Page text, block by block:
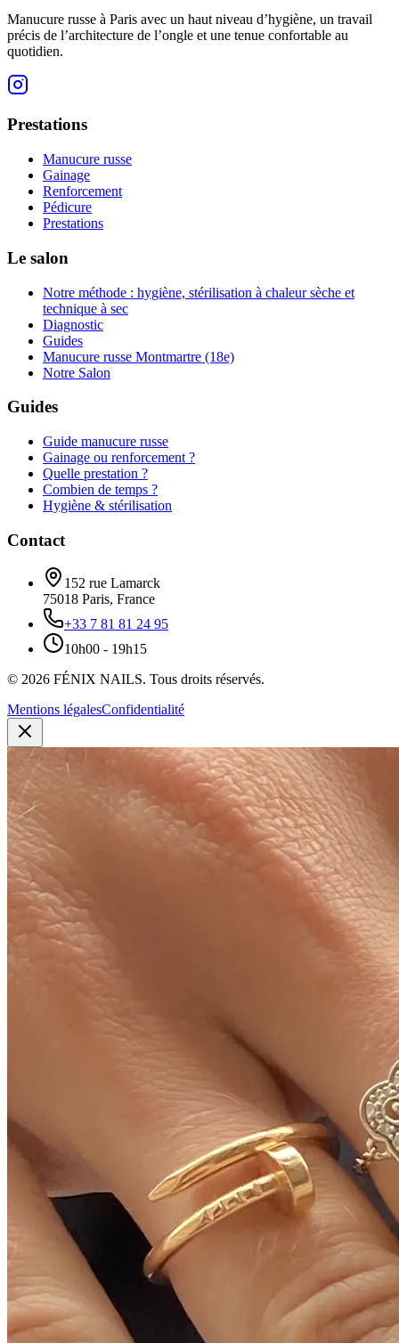
Manucure russe à Paris avec un haut niveau d’hygiène, un travail
précis de l’architecture de l’ongle et une tenue confortable au
quotidien.
Prestations
Manucure russe
Gainage
Renforcement
Pédicure
Prestations
Le salon
Notre méthode : hygiène, stérilisation à chaleur sèche et
technique à sec
Diagnostic
Guides
Manucure russe Montmartre (18e)
Notre Salon
Guides
Guide manucure russe
Gainage ou renforcement ?
Quelle prestation ?
Combien de temps ?
Hygiène & stérilisation
Contact
152 rue Lamarck
75018 Paris, France
+33 7 81 81 24 95
10h00 - 19h15
© 2026 FÉNIX NAILS. Tous droits réservés.
Mentions légalesConfidentialité